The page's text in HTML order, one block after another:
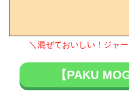
＼混ぜておいしい！ジャ
【PAKU